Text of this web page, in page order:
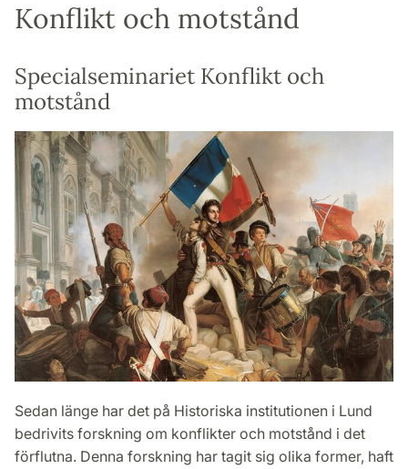
Konflikt och motstånd
Specialseminariet Konflikt och
motstånd
Sedan länge har det på Historiska institutionen i Lund
bedrivits forskning om konflikter och motstånd i det
förflutna. Denna forskning har tagit sig olika former, haft